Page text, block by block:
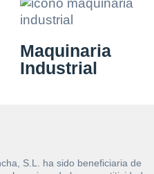
Maquinaria
Industrial
S.L. ha sido beneficiaria de